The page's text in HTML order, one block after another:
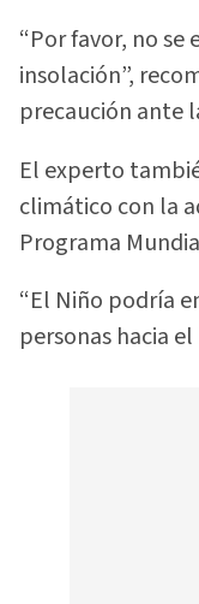
“Por favor, no se
insolación”,
precaución ante
El experto
climático con la
Programa
“El Niño podría
personas hacia